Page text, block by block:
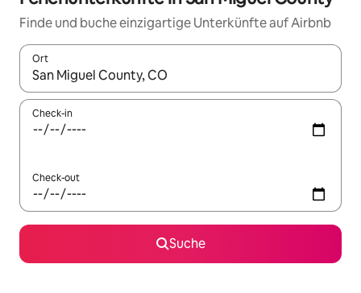
Finde und buche einzigartige Unterkünfte auf Airbnb
Ort
Wenn Ergebnisse verfügbar sind, navigiere mit den
Check-in
Check-out
Suche